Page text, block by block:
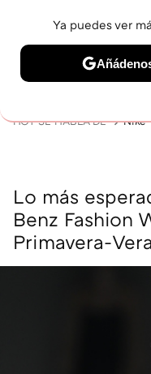
BELLEZA SHOPPING
HOY SE HABLA DE Nike
Lo más
Benz Fashion
Primavera-
Ya puedes ver